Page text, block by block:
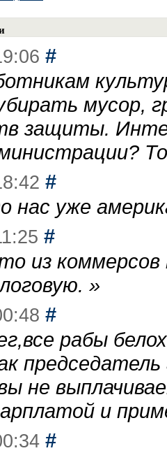
#
мусор,
защиты.
#
нас уже
#
из
»
#
рабы
не
и
#